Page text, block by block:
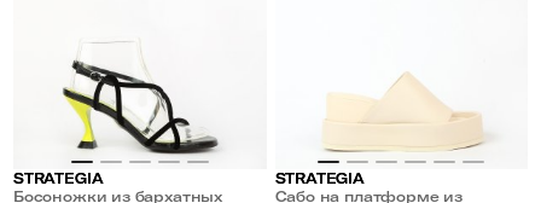
STRATEGIA
Босоножки из бархатных
STRATEGIA
Сабо на платформе из